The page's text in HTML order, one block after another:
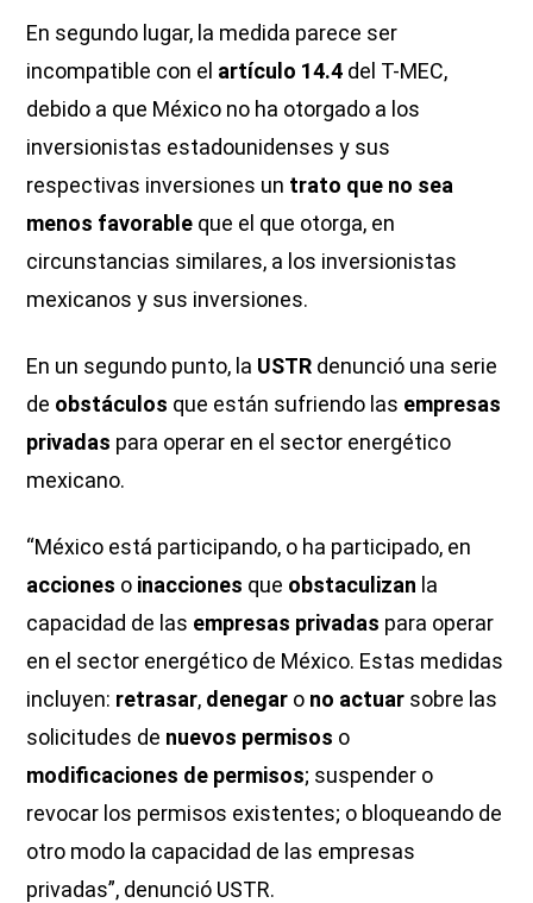
En segundo lugar, la medida parece ser
incompatible con el artículo 14.4 del T-MEC,
debido a que México no ha otorgado a los
inversionistas estadounidenses y sus
respectivas inversiones un trato que no sea
menos favorable que el que otorga, en
circunstancias similares, a los inversionistas
mexicanos y sus inversiones.
En un segundo punto, la USTR denunció una serie
de obstáculos que están sufriendo las empresas
privadas para operar en el sector energético
mexicano.
“México está participando, o ha participado, en
acciones o inacciones que obstaculizan la
capacidad de las empresas privadas para operar
en el sector energético de México. Estas medidas
incluyen: retrasar, denegar o no actuar sobre las
solicitudes de nuevos permisos o
modificaciones de permisos; suspender o
revocar los permisos existentes; o bloqueando de
otro modo la capacidad de las empresas
privadas”, denunció USTR.